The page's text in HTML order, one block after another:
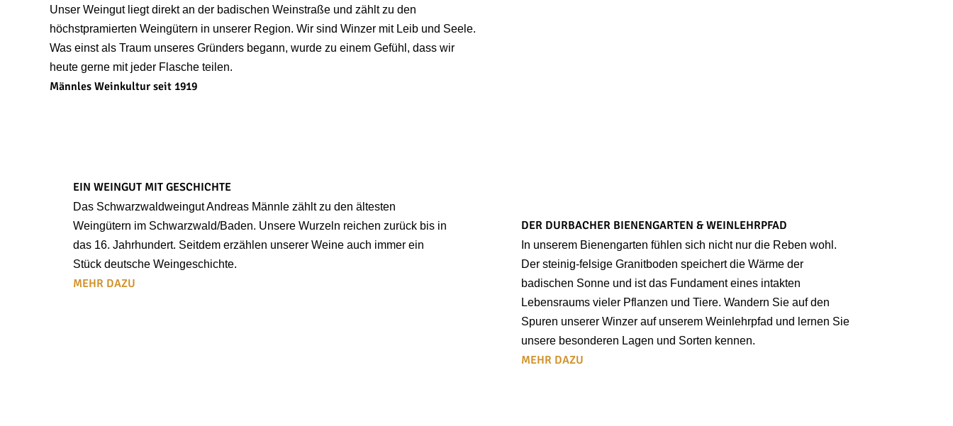
Unser Weingut liegt direkt an der badischen Weinstraße und zählt zu den
höchstpramierten Weingütern in unserer Region. Wir sind Winzer mit Leib und Seele.
Was einst als Traum unseres Gründers begann, wurde zu einem Gefühl, dass wir
heute gerne mit jeder Flasche teilen.
Männles Weinkultur seit 1919
EIN WEINGUT MIT GESCHICHTE
Das Schwarzwaldweingut Andreas Männle zählt zu den ältesten
Weingütern im Schwarzwald/Baden. Unsere Wurzeln reichen zurück bis in
das 16. Jahrhundert. Seitdem erzählen unserer Weine auch immer ein
Stück deutsche Weingeschichte.
MEHR DAZU
DER DURBACHER BIENENGARTEN & WEINLEHRPFAD
In unserem Bienengarten fühlen sich nicht nur die Reben wohl.
Der steinig-felsige Granitboden speichert die Wärme der
badischen Sonne und ist das Fundament eines intakten
Lebensraums vieler Pflanzen und Tiere. Wandern Sie auf den
Spuren unserer Winzer auf unserem Weinlehrpfad und lernen Sie
unsere besonderen Lagen und Sorten kennen.
MEHR DAZU